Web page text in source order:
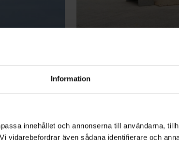
Information
innehållet och annonserna till användarna,
vidarebefordrar även sådana identifierare och